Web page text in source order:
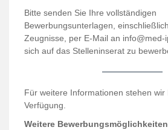
Bitte senden Sie Ihre vollständigen
Bewerbungsunterlagen,
Zeugnisse, per E-Mail an info@med-
sich auf das Stelleninserat zu
Für weitere Informationen stehen
Verfügung.
Weitere